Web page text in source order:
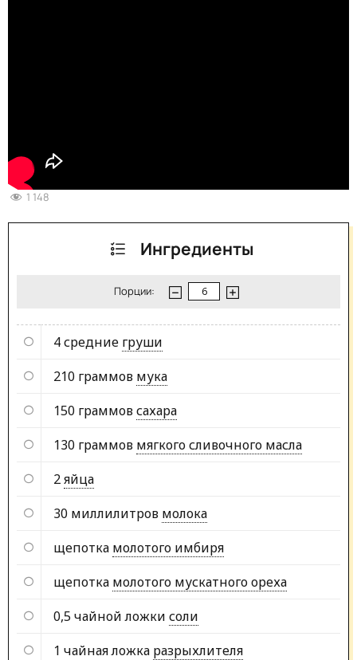
1 148
Ингредиенты
Порции:
4 средние груши
210 граммов мука
150 граммовсахара
130 граммов мягкого сливочного масла
2яйца
30 миллилитров молока
щепотка молотого имбиря
щепотка молотого мускатного ореха
0,5 чайной ложки соли
1 чайная ложка разрыхлителя